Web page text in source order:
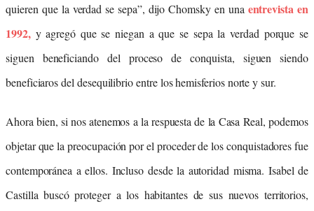
quieren que la verdad se sepa”, dijo Chomsky en una entrevista en
1992,y agregó que se niegan a que se sepa la verdad porque se
siguen beneficiando del proceso de conquista, siguen siendo
beneficiaros del desequilibrio entre los hemisferios norte y sur.
Ahora bien, si nos atenemos a la respuesta de la Casa Real, podemos
objetar que la preocupación por el proceder de los conquistadores fue
contemporánea a ellos. Incluso desde la autoridad misma. Isabel de
Castilla buscó proteger a los habitantes de sus nuevos territorios,